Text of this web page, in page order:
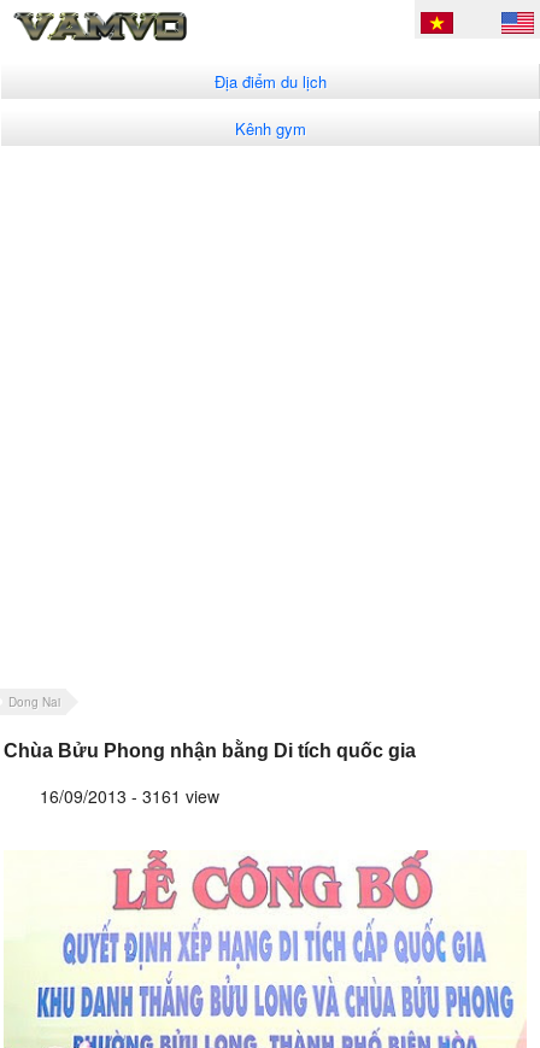
Địa điểm du lịch
Kênh gym
Dong Nai
Chùa Bửu Phong nhận bằng Di tích quốc gia
16/09/2013 - 3161 view